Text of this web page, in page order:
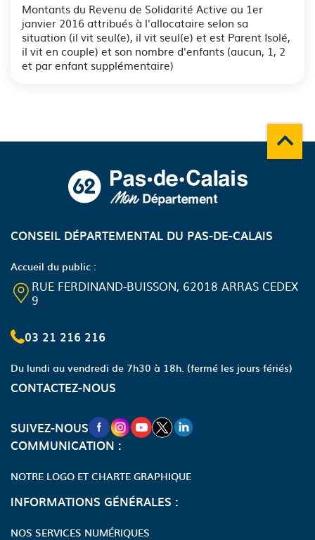
Montants du Revenu de Solidarité Active au 1er
janvier 2016 attribués à l'allocataire selon sa
situation (il vit seul(e), il vit seul(e) et est Parent Isolé,
il vit en couple) et son nombre d'enfants (aucun, 1, 2
et par enfant supplémentaire)
CONSEIL DÉPARTEMENTAL DU PAS-DE-CALAIS
Accueil du public :
RUE FERDINAND-BUISSON, 62018 ARRAS CEDEX
9
03 21 216 216
Du lundi au vendredi de 7h30 à 18h. (fermé les jours fériés)
CONTACTEZ-NOUS
SUIVEZ-NOUSNOUVELLE FENÊTRE VERS LA PAGE
NOUVELLE FENÊTRE VERS LA
NOUVELLE FENÊTRE VERS LA
NOUVELLE FENÊTRE VERS
NOUVELLE FENÊTRE
COMMUNICATION :
NOTRE LOGO ET CHARTE GRAPHIQUE
INFORMATIONS GÉNÉRALES :
NOS SERVICES NUMÉRIQUES